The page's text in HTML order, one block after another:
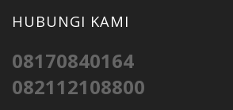
HUBUNGI KAMI
08170840164
082112108800